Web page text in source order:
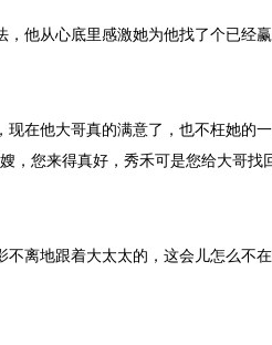
从心底里感激她为他找了个已经赢
他大哥真的满意了，也不枉她的
，您来得真好，秀禾可是您给大哥
地跟着大太太的，这会儿怎么不